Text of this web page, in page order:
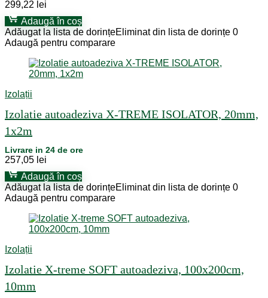
299,22 lei
Adaugă în coș
Adăugat la lista de dorințeEliminat din lista de dorințe 0
Adaugă pentru comparare
Izolații
Izolatie autoadeziva X-TREME ISOLATOR, 20mm,
1x2m
Livrare in 24 de ore
257,05 lei
Adaugă în coș
Adăugat la lista de dorințeEliminat din lista de dorințe 0
Adaugă pentru comparare
Izolații
Izolatie X-treme SOFT autoadeziva, 100x200cm,
10mm